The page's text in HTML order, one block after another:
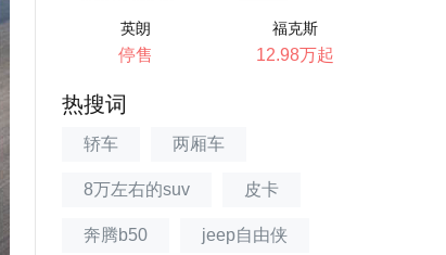
英朗
停售
福克斯
12.98万起
热搜词
轿车 两厢车
8万左右的suv 皮卡
奔腾b50 jeep自由侠